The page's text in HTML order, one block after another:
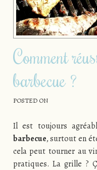
Comment
barbecue ?
POSTED ON
Il est toujours
barbecue, surtout en
cela peut tourner au
pratiques. La grille ?